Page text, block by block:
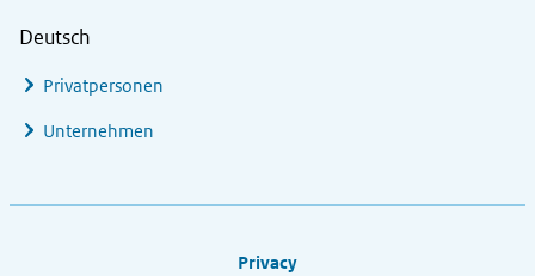
Deutsch
Privatpersonen
Unternehmen
Privacy